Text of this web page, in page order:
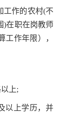
工作的农村(不
)在职在岗教师
工作年限），
上;
以上学历，并